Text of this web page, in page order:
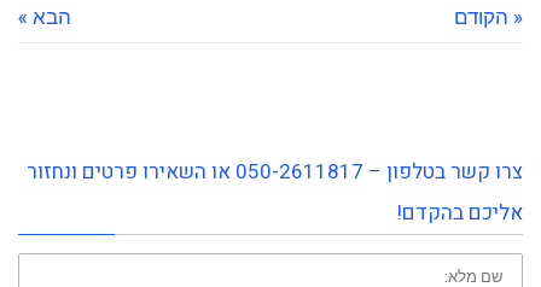
« הקודם הבא »
צרו קשר בטלפון – 050-2611817 או השאירו פרטים ונחזור
אליכם בהקדם!
שם
פרטי: